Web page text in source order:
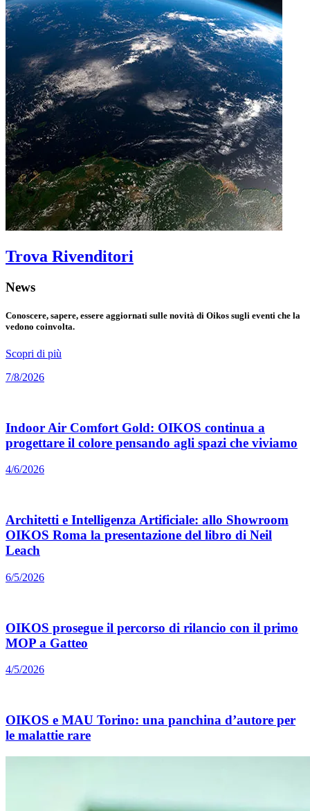
Trova Rivenditori
News
Conoscere, sapere, essere aggiornati sulle novità di Oikos sugli eventi che la
vedono coinvolta.
Scopri di più
7/8/2026
Indoor Air Comfort Gold: OIKOS continua a
progettare il colore pensando agli spazi che viviamo
4/6/2026
Architetti e Intelligenza Artificiale: allo Showroom
OIKOS Roma la presentazione del libro di Neil
Leach
6/5/2026
OIKOS prosegue il percorso di rilancio con il primo
MOP a Gatteo
4/5/2026
OIKOS e MAU Torino: una panchina d’autore per
le malattie rare